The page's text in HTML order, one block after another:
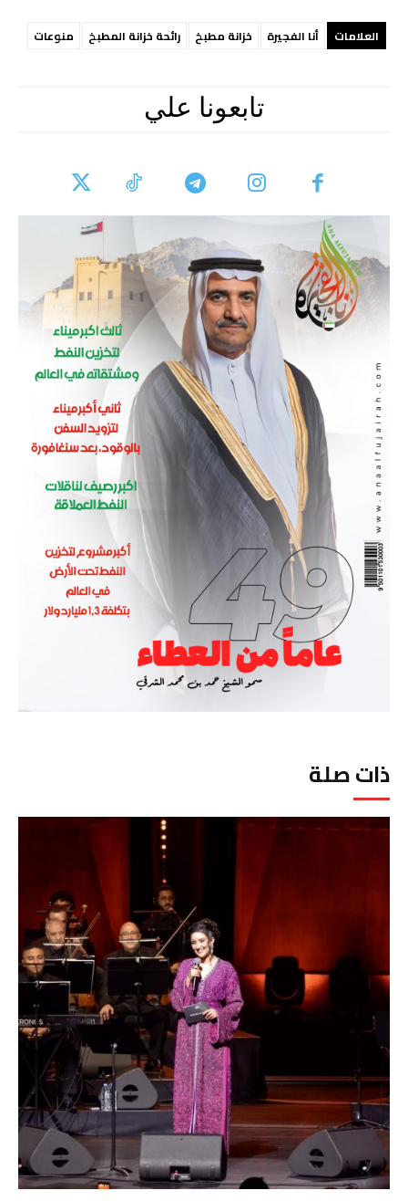
ذات صلة
العلامات أنا الفجيرة خزانة مطبخ رائحة خزانة المطبخ منوعات
تابعونا علي